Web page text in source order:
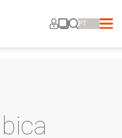
Lançamentos